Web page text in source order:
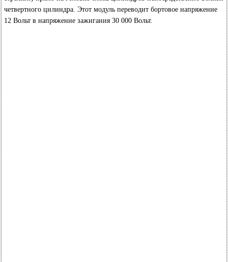
четвертного цилиндра. Этот модуль переводит бортовое напряжение
12 Вольт в напряжение зажигания 30 000 Вольт.